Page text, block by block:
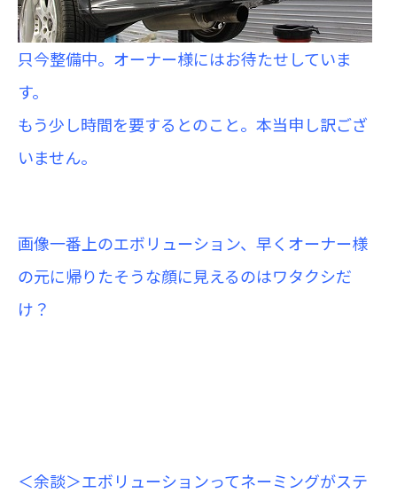
只今整備中。オーナー様にはお待たせしていま
す。
もう少し時間を要するとのこと。本当申し訳ござ
いません。
画像一番上のエボリューション、早くオーナー様
の元に帰りたそうな顔に見えるのはワタクシだ
け？
＜余談＞エボリューションってネーミングがステ